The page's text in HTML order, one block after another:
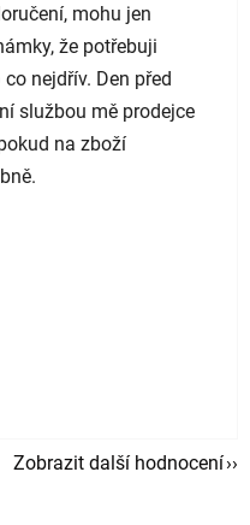
mohu jen
že potřebuji
nejdřív. Den před
službou mě prodejce
na zboží
Zobrazit další hodnocení